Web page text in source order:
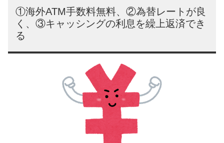
①海外ATM手数料無料、②為替レートが良
く、③キャッシングの利息を繰上返済でき
る